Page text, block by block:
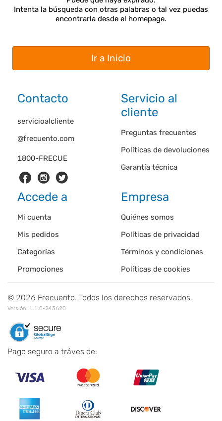
Intenta la búsqueda con otras palabras o tal vez puedas
encontrarla desde el homepage.
Ir a Inicio
Contacto
1800-FRECUE
servicioalcliente
@frecuento.com
Servicio al
cliente
Preguntas frecuentes
Políticas de devoluciones
Garantía técnica
Accede a
Mi cuenta
Mis pedidos
Categorías
Promociones
Empresa
Quiénes somos
Políticas de privacidad
Términos y condiciones
Políticas de cookies
© 2026 Frecuento. Todos los derechos reservados.
Versión: 1.1.0-243620
Pago seguro a tráves de: